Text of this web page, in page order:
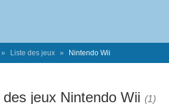
Liste des jeux Nintendo Wii
des jeux Nintendo Wii (1)